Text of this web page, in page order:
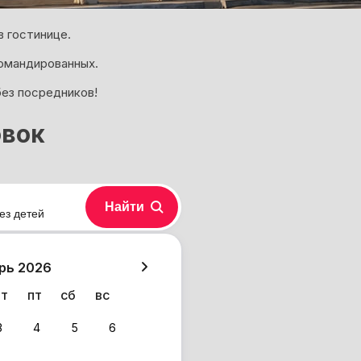
посредников!
2026
пт сб вс
4 5 6
детей Найти